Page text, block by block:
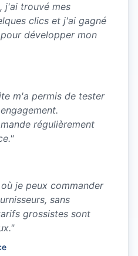
j'ai trouvé mes
clics et j'ai gagné
développer mon
m'a permis de tester
régulièrement
"
je peux commander
sans
grossistes sont
"